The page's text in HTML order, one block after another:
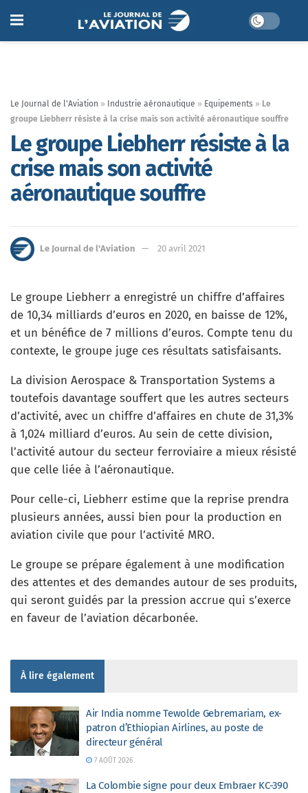
Le Journal de l'Aviation » Industrie aéronautique » Equipements » Le
groupe Liebherr résiste à la crise mais son activité aéronautique souffre
Le groupe Liebherr résiste à la
crise mais son activité
aéronautique souffre
Le Journal de l'Aviation 20 avril 2021
Le groupe Liebherr a enregistré un chiffre d’affaires
de 10,34 milliards d’euros en 2020, en baisse de 12%,
et un bénéfice de 7 millions d’euros. Compte tenu du
contexte, le groupe juge ces résultats satisfaisants.
La division Aerospace & Transportation Systems a
toutefois davantage souffert que les autres secteurs
d’activité, avec un chiffre d’affaires en chute de 31,3%
à 1,024 milliard d’euros. Au sein de cette division,
l’activité autour du secteur ferroviaire a mieux résisté
que celle liée à l’aéronautique.
Pour celle-ci, Liebherr estime que la reprise prendra
plusieurs années, aussi bien pour la production en
aviation civile que pour l’activité MRO.
Le groupe se prépare également à une modification
des attentes et des demandes autour de ses produits,
qui seront guidés par la pression accrue qui s’exerce
en faveur de l’aviation décarbonée.
À lire également
Air India nomme Tewolde Gebremariam, ex-
patron d’Ethiopian Airlines, au poste de
directeur général
7 AOÛT 2026
La Colombie signe pour deux Embraer KC-390